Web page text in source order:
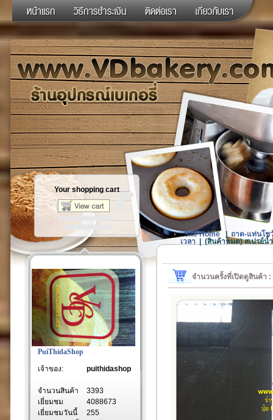
Your shopping cart
PuiThidaShop
เจ้าของ:
puithidashop
จำนวนสินค้า
3393
เยี่ยมชม
4088673
เยี่ยมชมวันนี้
255
Site Home | ถาด-แท่นโช
เวลา
(สินค้าหมด) สเปรย์น้
จำนวนครั้งที่เปิดดูสินค้า